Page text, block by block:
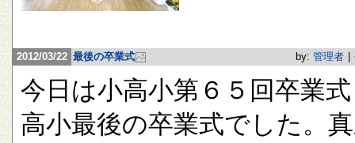
2012/03/22 最後の卒業式 by: 管理者
今日は小高小第６５回卒業
高小最後の卒業式でした。